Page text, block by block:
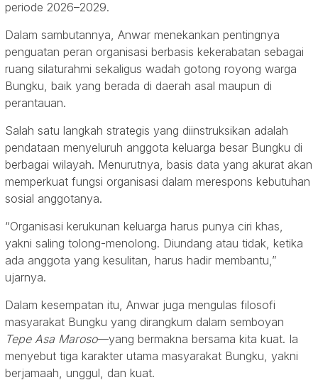
periode 2026–2029.
Dalam sambutannya, Anwar menekankan pentingnya
penguatan peran organisasi berbasis kekerabatan sebagai
ruang silaturahmi sekaligus wadah gotong royong warga
Bungku, baik yang berada di daerah asal maupun di
perantauan.
Salah satu langkah strategis yang diinstruksikan adalah
pendataan menyeluruh anggota keluarga besar Bungku di
berbagai wilayah. Menurutnya, basis data yang akurat akan
memperkuat fungsi organisasi dalam merespons kebutuhan
sosial anggotanya.
“Organisasi kerukunan keluarga harus punya ciri khas,
yakni saling tolong-menolong. Diundang atau tidak, ketika
ada anggota yang kesulitan, harus hadir membantu,”
ujarnya.
Dalam kesempatan itu, Anwar juga mengulas filosofi
masyarakat Bungku yang dirangkum dalam semboyan
Tepe Asa Maroso—yang bermakna bersama kita kuat. Ia
menyebut tiga karakter utama masyarakat Bungku, yakni
berjamaah, unggul, dan kuat.